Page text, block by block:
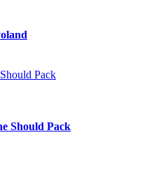
Pack
Should Pack